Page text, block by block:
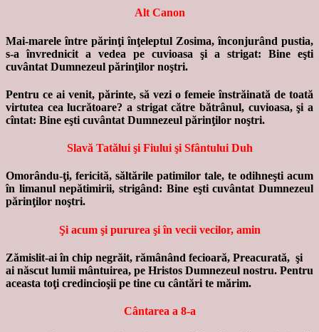
Alt Canon
Mai-marele între părinţi înţeleptul Zosima, înconjurând pustia,
s-a învrednicit a vedea pe cuvioasa şi a strigat: Bine eşti
cuvântat Dumnezeul părinţilor noştri.
Pentru ce ai venit, părinte, să vezi o femeie înstrăinată de toată
virtutea cea lucrătoare? a strigat către bătrânul, cuvioasa, şi a
cîntat: Bine eşti cuvântat Dumnezeul părinţilor noştri.
Slavă Tatălui şi Fiului şi Sfântului Duh
Omorându-ţi, fericită, săltările patimilor tale, te odihneşti acum
în limanul nepătimirii, strigând: Bine eşti cuvântat Dumnezeul
părinţilor noştri.
Şi acum şi pururea şi în vecii vecilor, amin
Zămislit-ai în chip negrăit, rămânând fecioară, Preacurată, şi
ai născut lumii mântuirea, pe Hristos Dumnezeul nostru. Pentru
aceasta toţi credincioşii pe tine cu cântări te mărim.
Cântarea a 8-a